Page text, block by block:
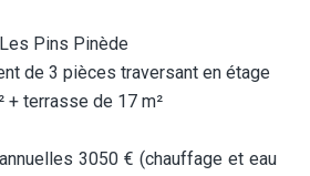
Pins Pinède
de 3 pièces traversant en étage
+ terrasse de 17 m²
3050 € (chauffage et eau